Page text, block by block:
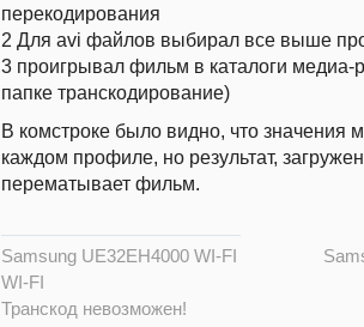
перекодирования
2 Для avi файлов выбирал все выше
3 проигрывал фильм в каталоги медиа-
папке транскодирование)
В комстроке было видно, что значения
каждом профиле, но результат,
перематывает фильм.
Samsung UE32EH4000 WI-FI
WI-FI
Транскод невозможен!